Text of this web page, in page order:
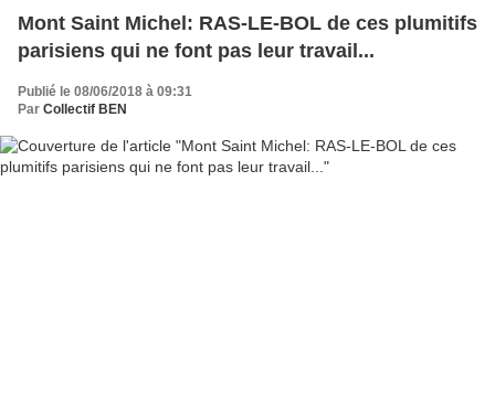
Mont Saint Michel: RAS-LE-BOL de ces plumitifs
parisiens qui ne font pas leur travail...
Publié le 08/06/2018 à 09:31
Par Collectif BEN